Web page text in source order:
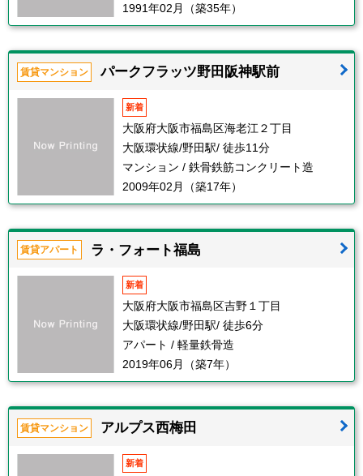
1991年02月（築35年）
賃貸マンション パークフラッツ野田阪神駅前
新着
大阪府大阪市福島区海老江２丁目
大阪環状線/野田駅/ 徒歩11分
マンション / 鉄骨鉄筋コンクリート造
2009年02月（築17年）
賃貸アパート ラ・フォート福島
新着
大阪府大阪市福島区吉野１丁目
大阪環状線/野田駅/ 徒歩6分
アパート / 軽量鉄骨造
2019年06月（築7年）
賃貸マンション アルプス西梅田
新着